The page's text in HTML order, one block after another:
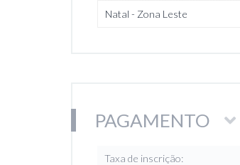
Natal - Zona Leste
PAGAMENTO
Taxa de inscrição: